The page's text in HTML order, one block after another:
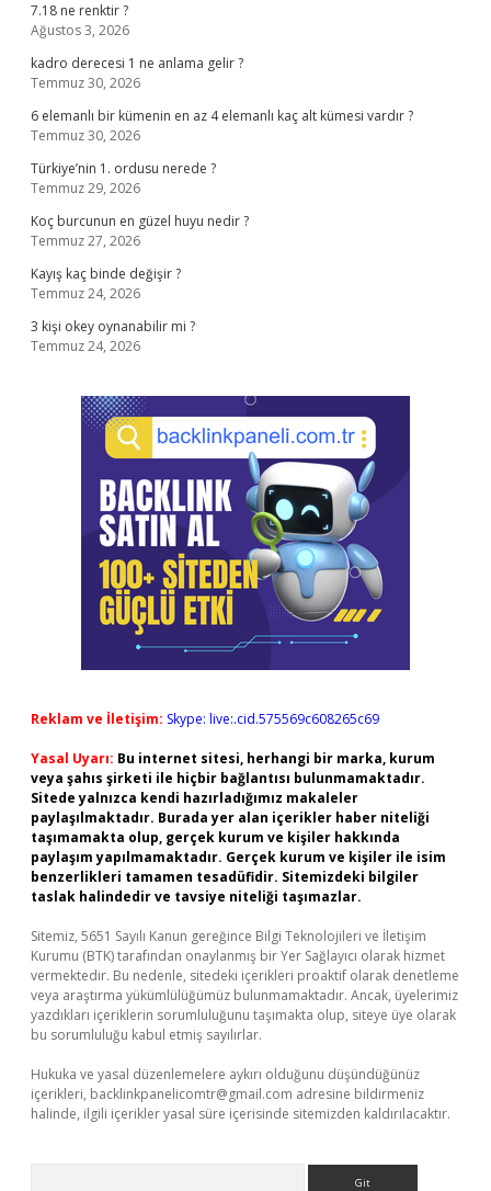
7.18 ne renktir ?
Ağustos 3, 2026
kadro derecesi 1 ne anlama gelir ?
Temmuz 30, 2026
6 elemanlı bir kümenin en az 4 elemanlı kaç alt kümesi vardır ?
Temmuz 30, 2026
Türkiye’nin 1. ordusu nerede ?
Temmuz 29, 2026
Koç burcunun en güzel huyu nedir ?
Temmuz 27, 2026
Kayış kaç binde değişir ?
Temmuz 24, 2026
3 kişi okey oynanabilir mi ?
Temmuz 24, 2026
Reklam ve İletişim: Skype: live:.cid.575569c608265c69
Yasal Uyarı: Bu internet sitesi, herhangi bir marka, kurum
veya şahıs şirketi ile hiçbir bağlantısı bulunmamaktadır.
Sitede yalnızca kendi hazırladığımız makaleler
paylaşılmaktadır. Burada yer alan içerikler haber niteliği
taşımamakta olup, gerçek kurum ve kişiler hakkında
paylaşım yapılmamaktadır. Gerçek kurum ve kişiler ile isim
benzerlikleri tamamen tesadüfidir. Sitemizdeki bilgiler
taslak halindedir ve tavsiye niteliği taşımazlar.
Sitemiz, 5651 Sayılı Kanun gereğince Bilgi Teknolojileri ve İletişim
Kurumu (BTK) tarafından onaylanmış bir Yer Sağlayıcı olarak hizmet
vermektedir. Bu nedenle, sitedeki içerikleri proaktif olarak denetleme
veya araştırma yükümlülüğümüz bulunmamaktadır. Ancak, üyelerimiz
yazdıkları içeriklerin sorumluluğunu taşımakta olup, siteye üye olarak
bu sorumluluğu kabul etmiş sayılırlar.
Hukuka ve yasal düzenlemelere aykırı olduğunu düşündüğünüz
içerikleri, backlinkpanelicomtr@gmail.com adresine bildirmeniz
halinde, ilgili içerikler yasal süre içerisinde sitemizden kaldırılacaktır.